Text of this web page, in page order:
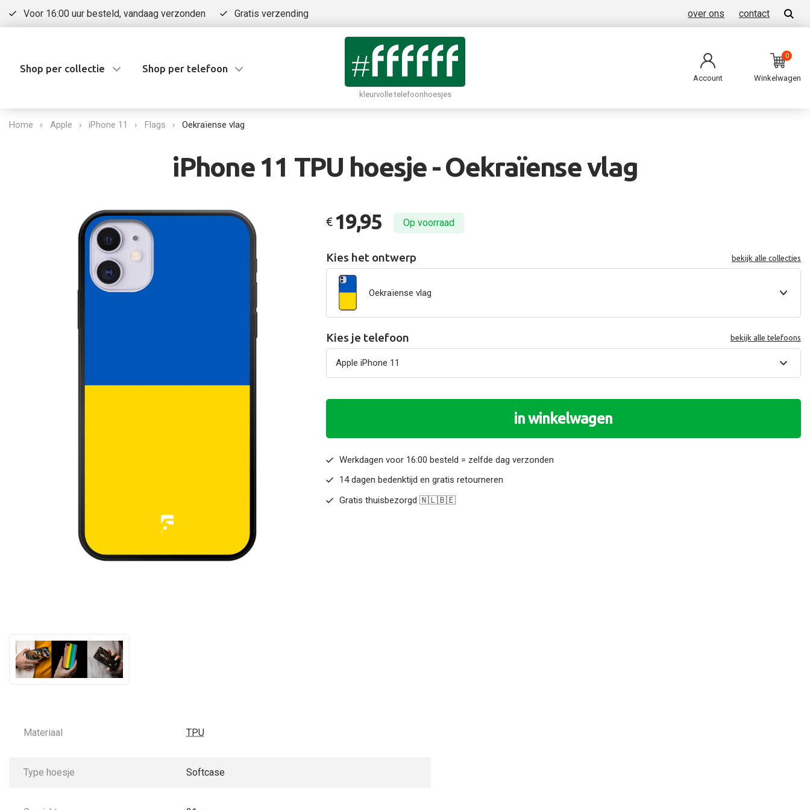
Voor 16:00 uur besteld, vandaag verzonden Gratis verzending over ons contact
Shop per collectie Shop per telefoon
kleurvolle telefoonhoesjes
Account
0
Winkelwagen
Home Apple iPhone 11 Flags Oekraïense vlag
iPhone 11 TPU hoesje - Oekraïense vlag
€ 19,95 Op voorraad
Kies het ontwerp bekijk alle collecties
Oekraïense vlag
Kies je telefoon bekijk alle telefoons
in winkelwagen
Werkdagen voor 16:00 besteld = zelfde dag verzonden
14 dagen bedenktijd en gratis retourneren
Gratis thuisbezorgd 🇳🇱🇧🇪
Materiaal TPU
Type hoesje Softcase